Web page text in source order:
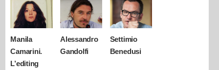
Manila
Camarini.
L’editing
Alessandro
Gandolfi
Settimio
Benedusi